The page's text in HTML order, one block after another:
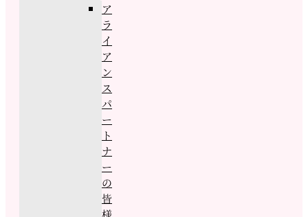
ア
ラ
イ
ア
ン
ス
パ
ー
ト
ナ
ー
の
皆